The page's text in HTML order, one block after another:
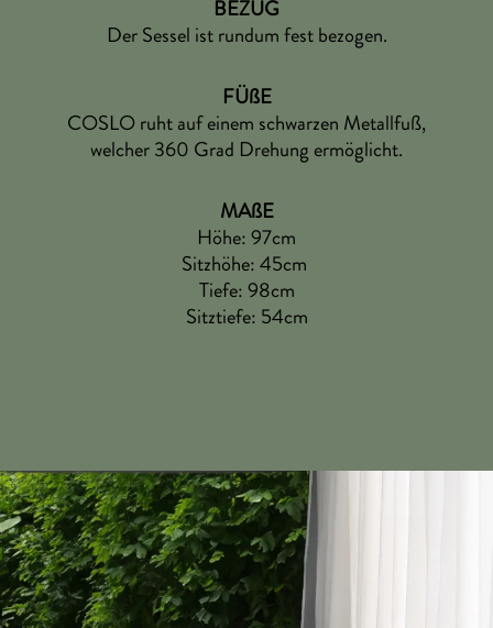
BEZUG
Der Sessel ist rundum fest bezogen.
FÜßE
COSLO ruht auf einem schwarzen Metallfuß,
welcher 360 Grad Drehung ermöglicht.
MAßE
Höhe: 97cm
Sitzhöhe: 45cm
Tiefe: 98cm
Sitztiefe: 54cm